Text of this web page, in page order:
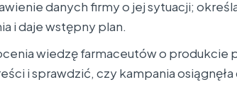
danych firmy o jej sytuacji;
i daje wstępny plan.
wiedzę farmaceutów o produkcie
i sprawdzić, czy kampania osiągnęła